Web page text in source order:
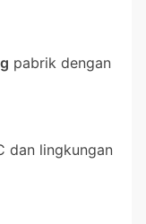
pabrik dengan
dan lingkungan